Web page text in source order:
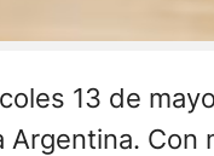
13 de
Argentina.